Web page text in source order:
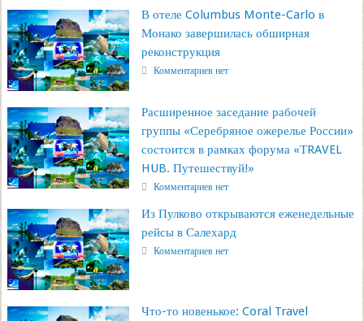
В отеле Columbus Monte-Carlo в
Монако завершилась обширная
реконструкция
Комментариев нет
Расширенное заседание рабочей
группы «Серебряное ожерелье России»
состоится в рамках форума «ТRAVEL
HUB. Путешествуй!»
Комментариев нет
Из Пулково открываются еженедельные
рейсы в Салехард
Комментариев нет
Что-то новенькое: Coral Travel